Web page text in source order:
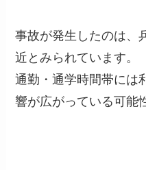
事故が発生したのは、
近とみられています。
通勤・通学時間帯には
響が広がっている可能